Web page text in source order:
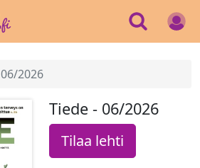
06/2026
Tiede - 06/2026
Tilaa lehti